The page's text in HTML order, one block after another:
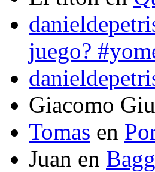
juego?
Giacomo
Tomas en
Juan en